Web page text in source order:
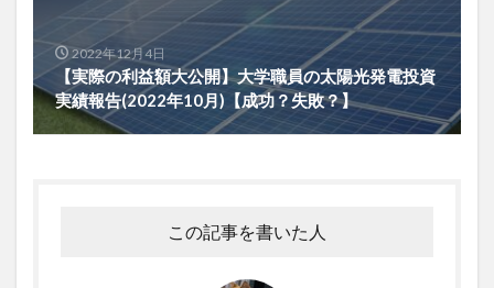
2022年12月4日
【実際の利益額大公開】大学職員の太陽光発電投資
実績報告(2022年10月)【成功？失敗？】
この記事を書いた人